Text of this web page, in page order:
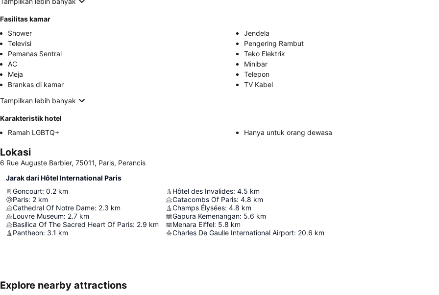
Fasilitas kamar
Shower
Jendela
Televisi
Pengering Rambut
Pemanas Sentral
Teko Elektrik
AC
Minibar
Meja
Telepon
Brankas di kamar
TV Kabel
Tampilkan lebih banyak
Karakteristik hotel
Ramah LGBTQ+
Hanya untuk orang dewasa
Lokasi
6 Rue Auguste Barbier, 75011, Paris, Perancis
Jarak dari Hôtel International Paris
Goncourt: 0.2 km
Paris: 2 km
Cathedral Of Notre Dame: 2.3 km
Louvre Museum: 2.7 km
Basilica Of The Sacred Heart Of Paris: 2.9 km
Pantheon: 3.1 km
Hôtel des Invalides: 4.5 km
Catacombs Of Paris: 4.8 km
Champs Élysées: 4.8 km
Gapura Kemenangan: 5.6 km
Menara Eiffel: 5.8 km
Charles De Gaulle International Airport: 20.6 km
Explore nearby attractions